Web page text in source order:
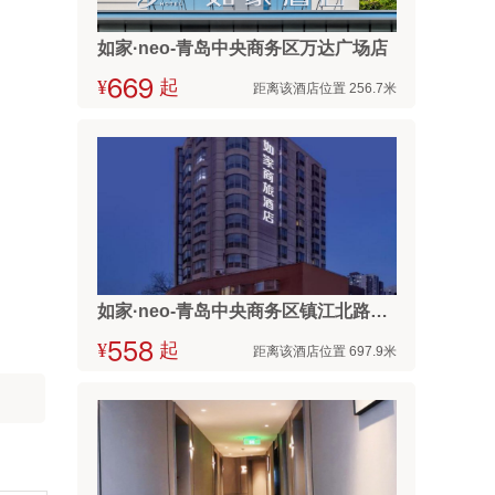
如家·neo-青岛中央商务区万达广场店
¥ 起 距离该酒店位置 256.7米
如家·neo-青岛中央商务区镇江北路海慈医疗地铁站店
¥ 起 距离该酒店位置 697.9米